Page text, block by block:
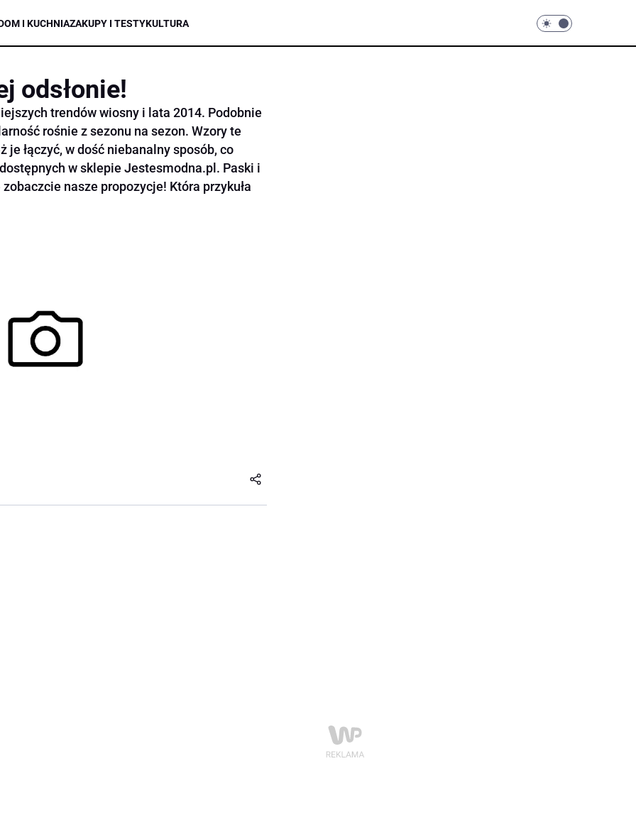
I KUCHNIAZAKUPY I TESTYKULTURA
odsłonie!
trendów wiosny i lata 2014. Podobnie
rośnie z sezonu na sezon. Wzory te
je łączyć, w dość niebanalny sposób, co
w sklepie Jestesmodna.pl. Paski i
nasze propozycje! Która przykuła